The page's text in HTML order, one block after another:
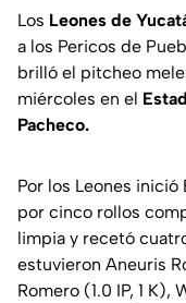
Los Leones de
a los Pericos de
brilló el pitcheo
miércoles en el
Pacheco.
Por los Leones inició
por cinco rollos
limpia y recetó
estuvieron Aneuris
Romero (1.0 IP, 1 K),